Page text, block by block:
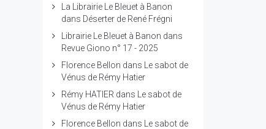
La Librairie Le Bleuet à Banon
dans Déserter de René Frégni
Librairie Le Bleuet à Banon dans
Revue Giono n° 17 - 2025
Florence Bellon dans
Le sabot de
Vénus de Rémy Hatier
Rémy HATIER dans
Le sabot de
Vénus de Rémy Hatier
Florence Bellon dans
Le sabot de